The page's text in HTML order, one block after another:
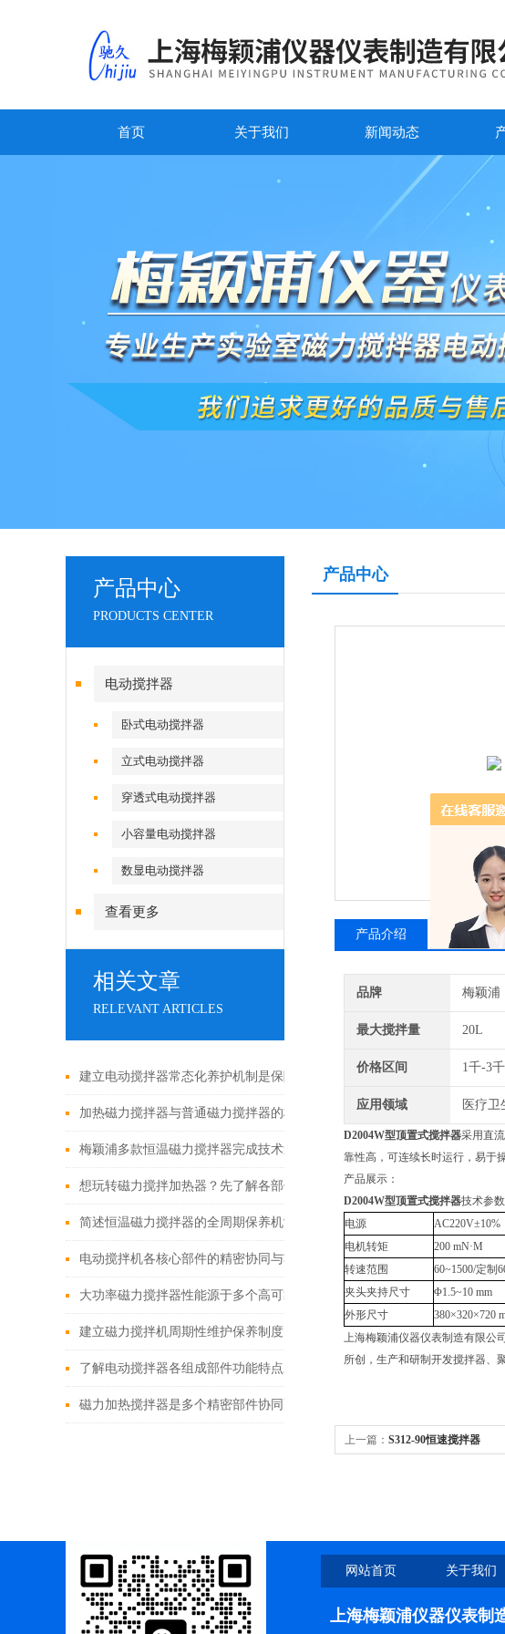
首页 关于我们 新闻动态
产品中心
PRODUCTS CENTER
电动搅拌器
卧式电动搅拌器
立式电动搅拌器
穿透式电动搅拌器
小容量电动搅拌器
数显电动搅拌器
查看更多
相关文章
RELEVANT ARTICLES
建立电动搅拌器常态化养护机制是保障实验与生产工作有序推进的关键
加热磁力搅拌器与普通磁力搅拌器的核心差异及应用优势
梅颖浦多款恒温磁力搅拌器完成技术迭代 数字化操控全面升级
想玩转磁力搅拌加热器？先了解各部件功能特点再说！
简述恒温磁力搅拌器的全周期保养机制
电动搅拌机各核心部件的精密协同与功能优化分享
大功率磁力搅拌器性能源于多个高可靠性功能模块的精密协同
建立磁力搅拌机周期性维护保养制度的重要性分享
了解电动搅拌器各组成部件功能特点才能更好的使用它
磁力加热搅拌器是多个精密部件协同配合的智慧结晶
产品中心
产品介绍 相关产品
品牌 梅颖浦
最大搅拌量 20L
价格区间 1千-3千
应用领域 医疗
D2004W型顶置式搅拌器采用直
靠性高，可连续长时运行，易于
产品展示：
D2004W型顶置式搅拌器技术参数
电源
AC220V±10%
电机转矩
200 mN·M
转速范围
60~1500/定制
夹头夹持尺寸
Φ1.5~10 mm
外形尺寸
380×320×720
上海梅颖浦仪器仪表制造有限公
所创，生产和研制开发搅拌器、
上一篇： S312-90恒速搅拌器
网站首页 关于我们
上海梅颖浦仪器仪表制